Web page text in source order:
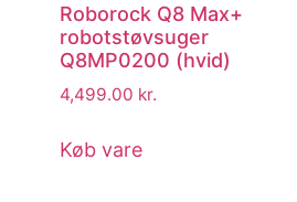
Roborock Q8 Max+
robotstøvsuger
Q8MP0200 (hvid)
4,499.00 kr.
Køb vare